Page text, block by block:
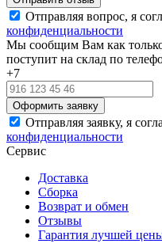
Отправляя вопрос, я
конфиденциальности
Мы сообщим Вам как
поступит на склад по
+7
Отправляя заявку, я
конфиденциальности
Сервис
Доставка
Сборка
Возврат и обмен
Отзывы
Гарантия лучшей